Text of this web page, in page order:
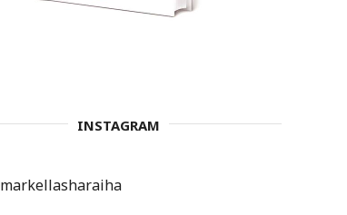
INSTAGRAM
markellasharaiha